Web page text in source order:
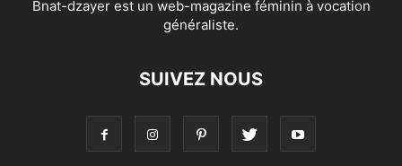
Bnat-dzayer est un web-magazine féminin à vocation
généraliste.
SUIVEZ NOUS